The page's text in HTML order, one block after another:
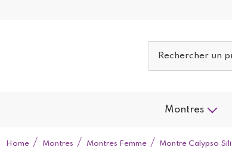
Montres
Home Montres Montres Femme Montre Calypso